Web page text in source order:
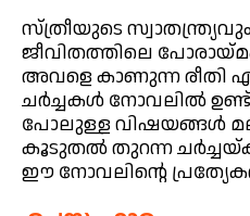
സ്ത്രീയുടെ
ജീവിതത്തിലെ
അവളെ കാണുന്ന രീതി
ചർച്ചകൾ നോവലിൽ
പോലുള്ള വിഷയങ്ങൾ
കൂടുതൽ തുറന്ന
ഈ നോവലിന്റെ